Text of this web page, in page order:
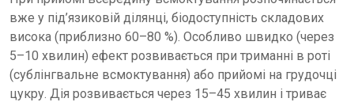
вже у під’язиковій ділянці, біодоступність складових
висока (приблизно 60–80 %). Особливо швидко (через
5–10 хвилин) ефект розвивається при триманні в роті
(сублінгвальне всмоктування) або прийомі на грудочці
цукру. Дія розвивається через 15–45 хвилин і триває